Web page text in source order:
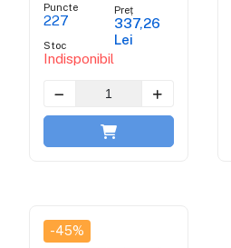
Puncte
227
Stoc
Indisponibil
Preț
337,26
Lei
-45%